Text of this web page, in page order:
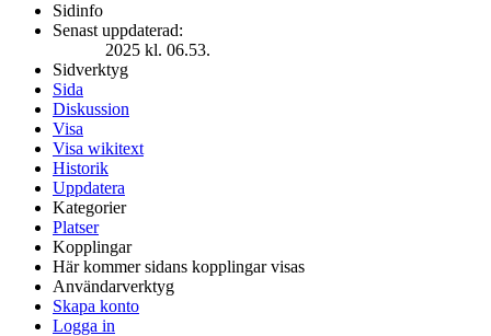
Sidinfo
Senast uppdaterad:
2025 kl. 06.53.
Sidverktyg
Sida
Diskussion
Visa
Visa wikitext
Historik
Uppdatera
Kategorier
Platser
Kopplingar
Här kommer sidans kopplingar visas
Användarverktyg
Skapa konto
Logga in